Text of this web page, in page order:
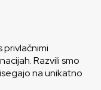
privlačnimi
Razvili smo
na unikatno